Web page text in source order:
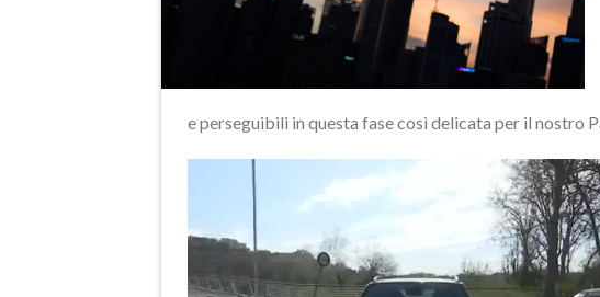
e perseguibili in questa fase così delicata per il nostro